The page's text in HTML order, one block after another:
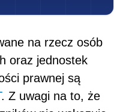
na rzecz osób
oraz jednostek
prawnej są
. Z uwagi na to, że